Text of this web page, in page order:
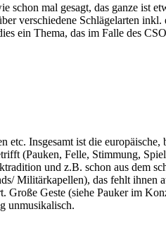
schon mal gesagt, das ganze ist
verschiedene Schlägelarten
ein Thema, das im Falle des
Insgesamt ist die europäische,
(Pauken, Felle, Stimmung,
und z.B. schon aus dem
Militärkapellen), das fehlt ihnen
Große Geste (siehe Pauker im
unmusikalisch.